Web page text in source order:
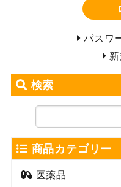
パスワ
検索
商品カテゴリー
医薬品